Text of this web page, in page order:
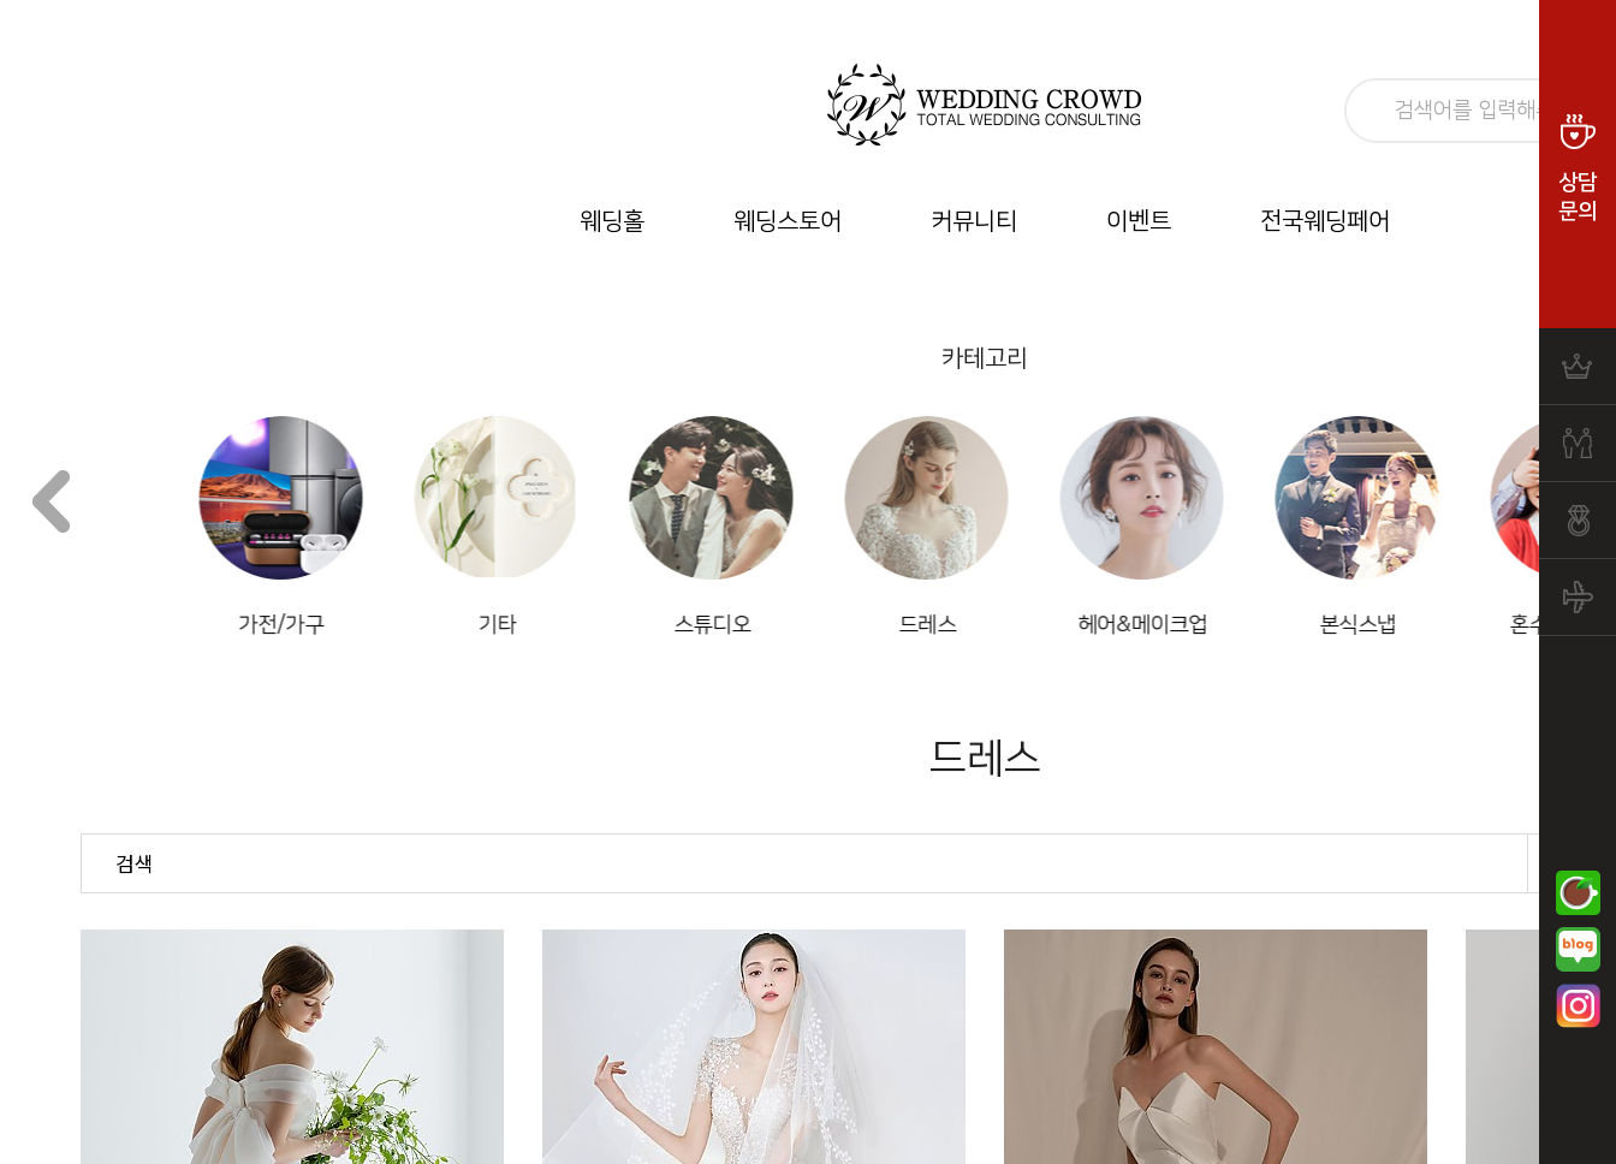
웨딩홀 웨딩스토어 커뮤니티 이벤트 전국웨딩페어
카테고리
가전/가구 스튜디오 드레스 헤어&메이크업 본식스냅 혼수 혜택 대첩
드레스
검색
상담
문의